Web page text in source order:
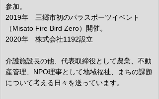
参加。
2019年　三郷市初のパラスポーツイベント
（Misato Fire Bird Zero）開催。
2020年　株式会社1192設立
介護施設長の他、代表取締役として農業、不動
産管理、NPO理事として地域福祉、まちの課題
について考える日々を送っています。